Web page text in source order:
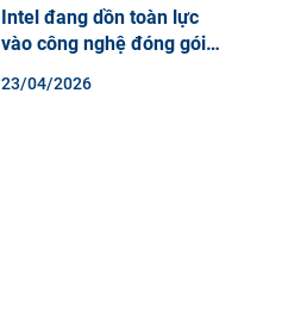
hướng.
Intel đang dồn toàn lực
vào công nghệ đóng gói
23/04/2026